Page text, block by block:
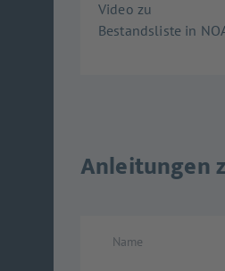
Video zu
Bestandsliste in
Anleitungen
Name